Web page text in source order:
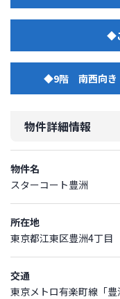
◆
◆9階 南西向き
物件詳細情報
物件名
スターコート豊洲
所在地
東京都江東区豊洲4丁目
交通
東京メトロ有楽町線「